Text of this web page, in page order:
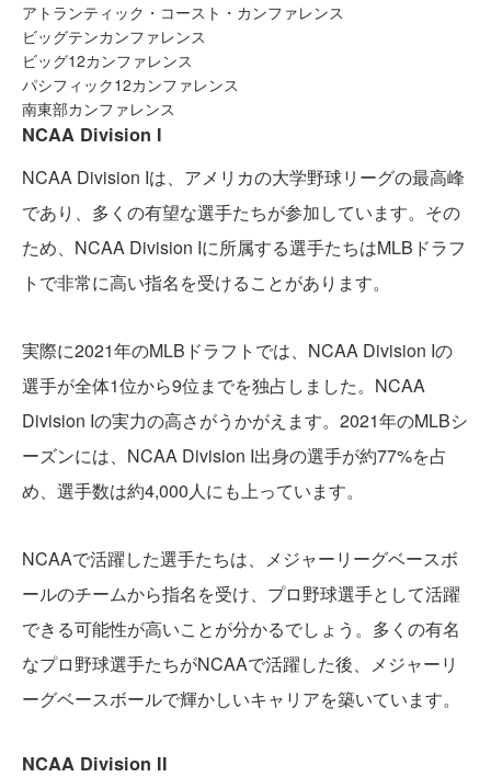
アトランティック・コースト・カンファレンス
ビッグテンカンファレンス
ビッグ12カンファレンス
パシフィック12カンファレンス
南東部カンファレンス
NCAA Division I
NCAA Division Iは、アメリカの大学野球リーグの最高峰
であり、多くの有望な選手たちが参加しています。その
ため、NCAA Division Iに所属する選手たちはMLBドラフ
トで非常に高い指名を受けることがあります。
実際に2021年のMLBドラフトでは、NCAA Division Iの
選手が全体1位から9位までを独占しました。NCAA
Division Iの実力の高さがうかがえます。2021年のMLBシ
ーズンには、NCAA Division I出身の選手が約77%を占
め、選手数は約4,000人にも上っています。
NCAAで活躍した選手たちは、メジャーリーグベースボ
ールのチームから指名を受け、プロ野球選手として活躍
できる可能性が高いことが分かるでしょう。多くの有名
なプロ野球選手たちがNCAAで活躍した後、メジャーリ
ーグベースボールで輝かしいキャリアを築いています。
NCAA Division II